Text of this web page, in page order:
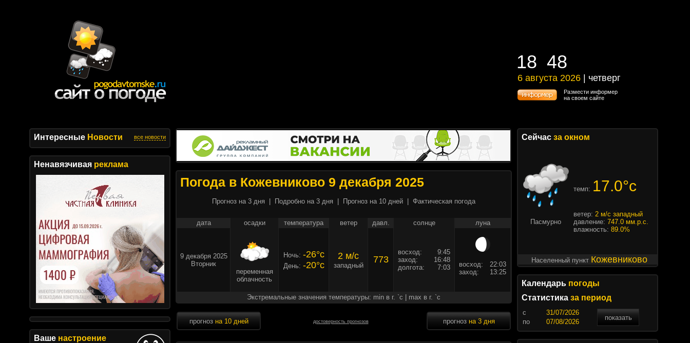
18 48
18 48
6 августа 2026 | четверг
6 августа 2026 | четверг
Размести информер
на своем сайте
Интересные Новости все новости
Ненавязчивая реклама
Ваше настроение
Погода в Кожевниково 9 декабря 2025
Прогноз на 3 дня Подробно на 3 дня Прогноз на 10 дней Фактическая погода
дата осадки температура ветер давл. солнце луна
9 декабря 2025
Вторник
переменная
облачность
Ночь: -26°c
День: -20°c
2 м/c
западный
773
восход:
9:45
заход:
16:48
долгота:
7:03 восход:
22:03
заход:
13:25
Экстремальные значения температуры: min в г. `c | max в г. `c
прогноз на 10 дней достоверность прогнозов прогноз на 3 дня
Сейчас за окном
темп: 17.0°c
Пасмурно
ветер: 2 м/с западный
давление: 747.0 мм.р.с.
влажность: 89.0%
Населенный пункт Кожевниково
Календарь погоды
Статистика за период
c
показать
по